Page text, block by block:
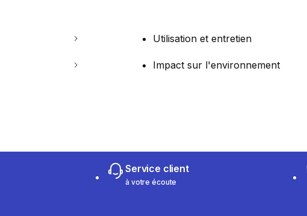
Utilisation et entretien
Impact sur l'environnement
Service client
à votre écoute